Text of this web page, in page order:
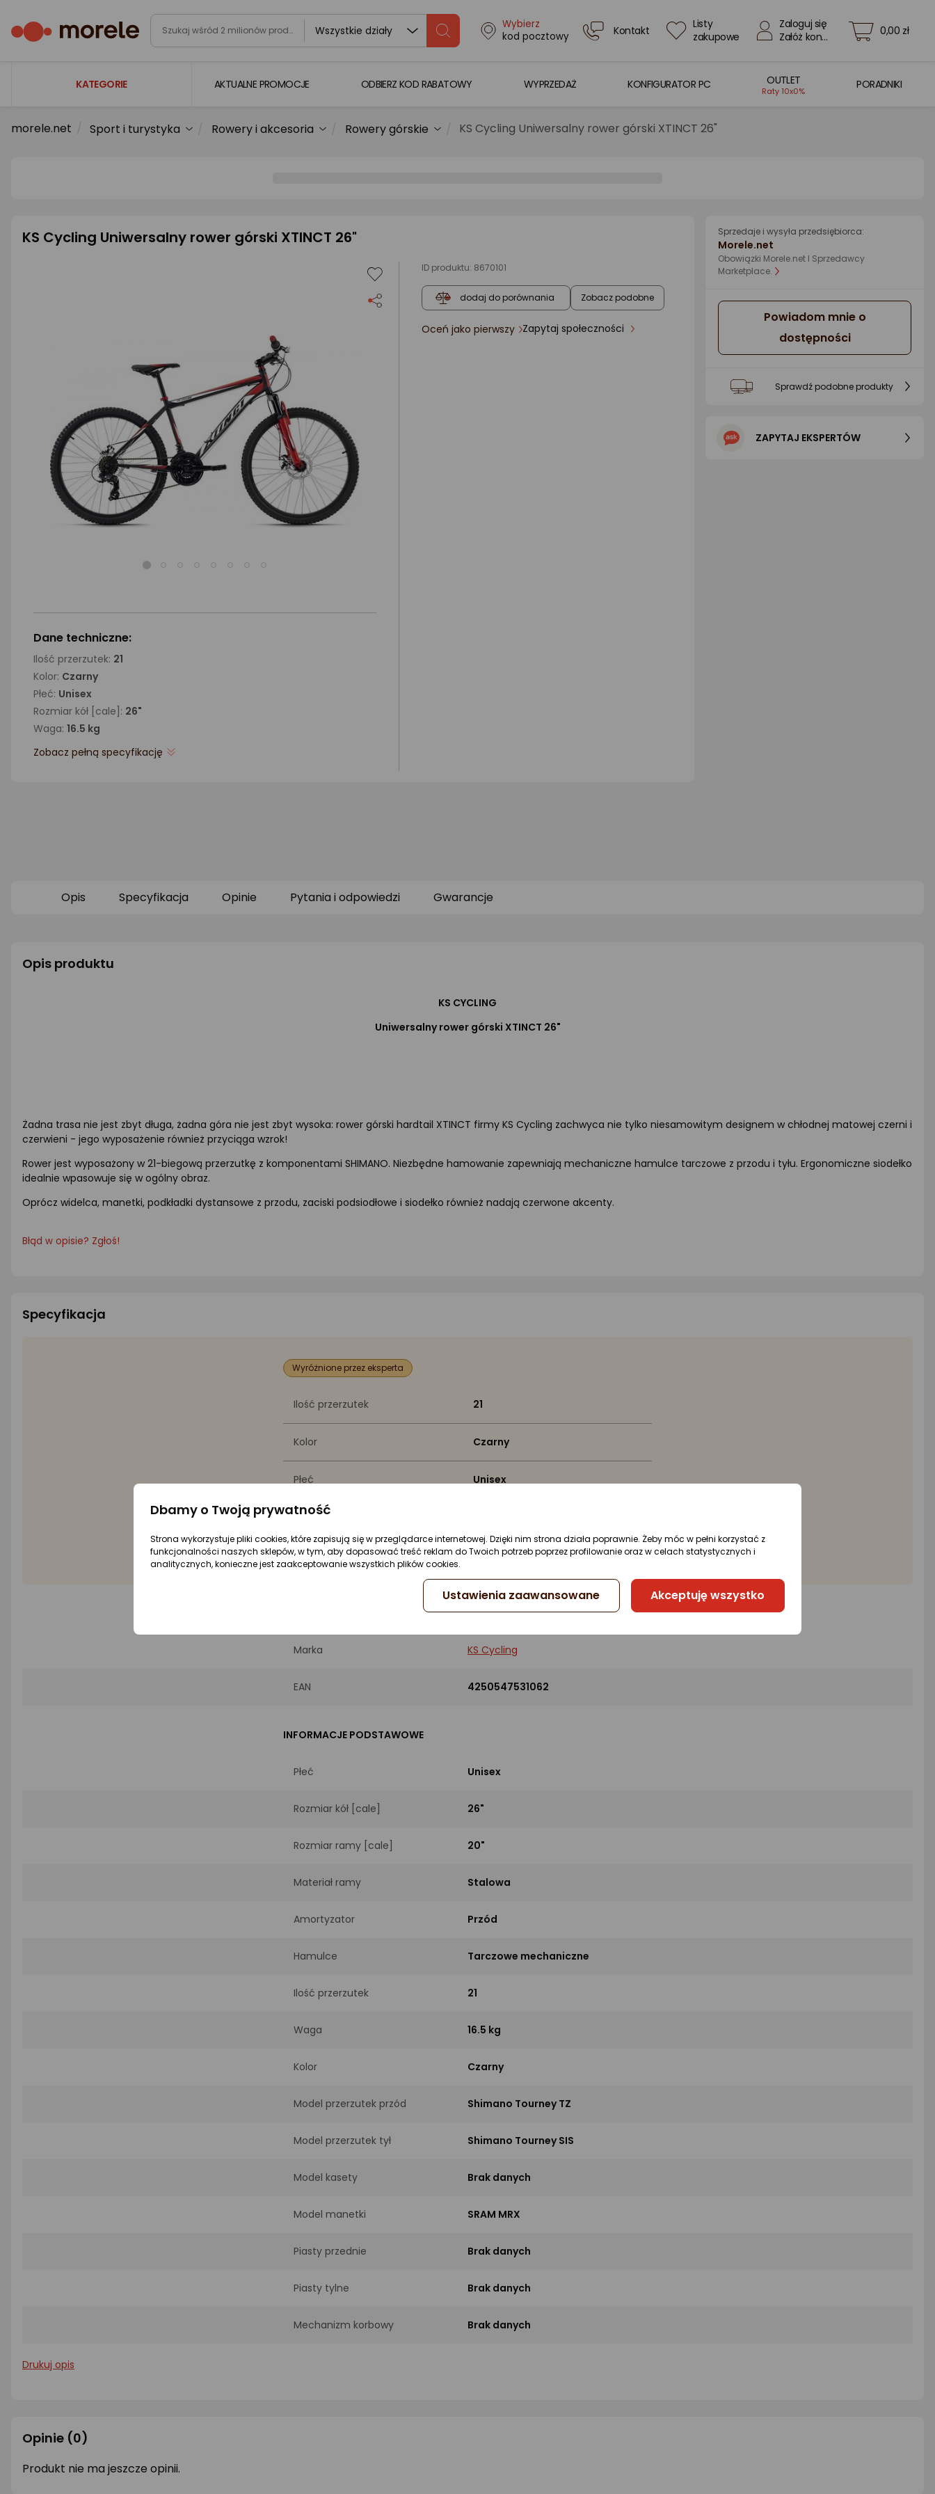
Wszystkie działy
Wybierz
kod pocztowy
Kontakt
Listy
zakupowe
Zaloguj się
Załóż konto
0,00 zł
KATEGORIE
Laptopy
Smartfony i smartwatche
Sport i turystyka
Zabawki i dziecko
Uroda i zdrowie
Supermarket
Strefa marek
AKTUALNE PROMOCJE ODBIERZ KOD RABATOWY WYPRZEDAŻ KONFIGURATOR PC OUTLET
Raty 10x0%
PORADNIKI
morele.net Sport i turystyka Rowery i akcesoria Rowery górskie KS Cycling Uniwersalny rower górski XTINCT 26"
KS Cycling Uniwersalny rower górski XTINCT 26"
ID produktu: 8670101
dodaj do porównania Zobacz podobne
ocena
Oceń jako pierwszy Zapytaj społeczności
Dane techniczne:
Ilość przerzutek: 21
Kolor: Czarny
Płeć: Unisex
Rozmiar kół [cale]: 26"
Waga: 16.5 kg
Zobacz pełną specyfikację
Sprzedaje i wysyła przedsiębiorca:
Morele.net
Obowiązki Morele.net I Sprzedawcy
Marketplace.
Powiadom mnie o
dostępności
Sprawdź podobne produkty
ZAPYTAJ EKSPERTÓW
Opis Specyfikacja Opinie Pytania i odpowiedzi Gwarancje
Opis produktu
KS CYCLING
Uniwersalny rower górski XTINCT 26"
Żadna trasa nie jest zbyt długa, żadna góra nie jest zbyt wysoka: rower górski hardtail XTINCT firmy KS Cycling zachwyca nie tylko niesamowitym designem w chłodnej matowej czerni i
czerwieni - jego wyposażenie również przyciąga wzrok!
Rower jest wyposażony w 21-biegową przerzutkę z komponentami SHIMANO. Niezbędne hamowanie zapewniają mechaniczne hamulce tarczowe z przodu i tyłu. Ergonomiczne siodełko
idealnie wpasowuje się w ogólny obraz.
Oprócz widelca, manetki, podkładki dystansowe z przodu, zaciski podsiodłowe i siodełko również nadają czerwone akcenty.
Błąd w opisie? Zgłoś!
Specyfikacja
Wyróżnione przez eksperta
Ilość przerzutek 21
Kolor Czarny
Płeć Unisex
Rozmiar kół [cale]
Waga 16.5 kg
Marka KS Cycling
EAN 4250547531062
INFORMACJE PODSTAWOWE
Płeć Unisex
Rozmiar kół [cale] 26"
Rozmiar ramy [cale] 20"
Materiał ramy Stalowa
Amortyzator Przód
Hamulce Tarczowe mechaniczne
Ilość przerzutek 21
Waga 16.5 kg
Kolor Czarny
Model przerzutek przód Shimano Tourney TZ
Model przerzutek tył Shimano Tourney SIS
Model kasety Brak danych
Model manetki SRAM MRX
Piasty przednie Brak danych
Piasty tylne Brak danych
Mechanizm korbowy Brak danych
Drukuj opis
Opinie (0)
Produkt nie ma jeszcze opinii.
Dbamy o Twoją prywatność
Strona wykorzystuje pliki cookies, które zapisują się w przeglądarce internetowej. Dzięki nim strona działa poprawnie. Żeby móc w pełni korzystać z
funkcjonalności naszych sklepów, w tym, aby dopasować treść reklam do Twoich potrzeb poprzez profilowanie oraz w celach statystycznych i
analitycznych, konieczne jest zaakceptowanie wszystkich plików cookies.
Ustawienia zaawansowane Akceptuję wszystko